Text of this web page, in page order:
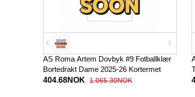
AS Roma Artem Dovbyk #9 Fotballklær
Bortedrakt Dame 2025-26 Kortermet
404.68NOK
1.065.30NOK